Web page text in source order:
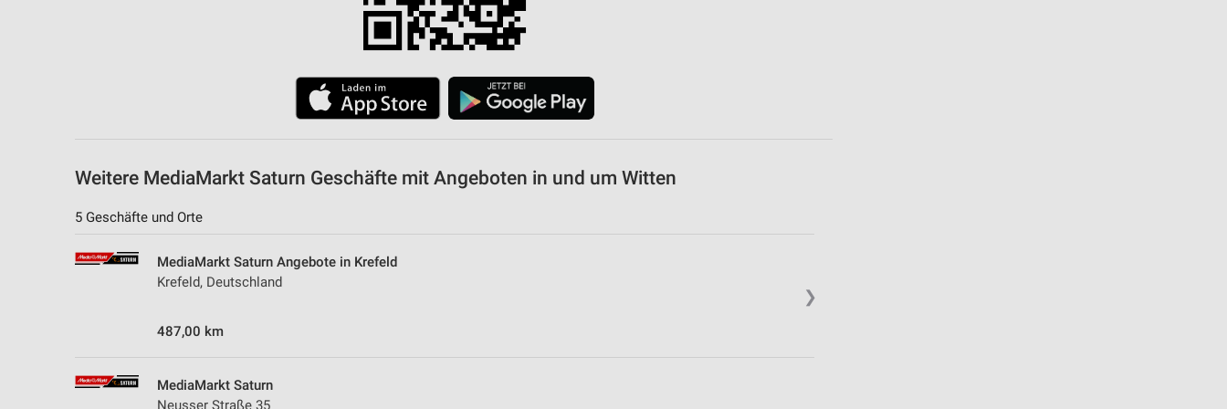
Weitere MediaMarkt Saturn Geschäfte mit Angeboten in und um Witten
5 Geschäfte und Orte
❯
MediaMarkt Saturn Angebote in Krefeld
Krefeld, Deutschland
487,00 km
MediaMarkt Saturn
Neusser Straße 35
Analyse von Zielgruppen durch Statistiken oder Kombinationen von Daten aus verschiedenen
IAB-Besonderheiten:
Nicht-IAB-Verarbeitungszwecke: